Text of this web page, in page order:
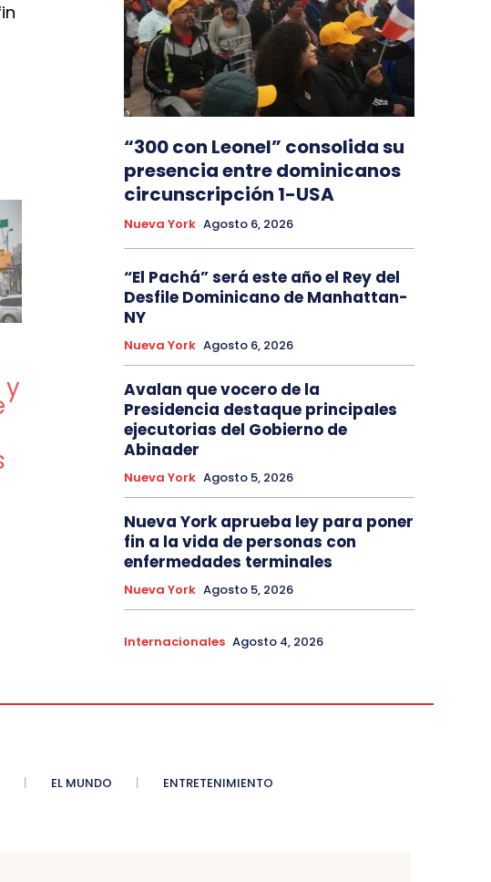
y
“300 con Leonel” consolida su
presencia entre dominicanos
circunscripción 1-USA
Nueva York Agosto 6, 2026
“El Pachá” será este año el Rey del
Desfile Dominicano de Manhattan-
NY
Nueva York Agosto 6, 2026
Avalan que vocero de la
Presidencia destaque principales
ejecutorias del Gobierno de
Abinader
Nueva York Agosto 5, 2026
Nueva York aprueba ley para poner
fin a la vida de personas con
enfermedades terminales
Nueva York Agosto 5, 2026
Internacionales Agosto 4, 2026
EL MUNDO ENTRETENIMIENTO